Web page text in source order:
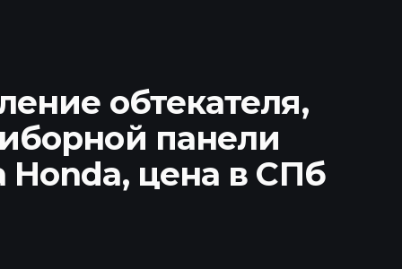
обтекателя,
панели
Honda, цена в СПб